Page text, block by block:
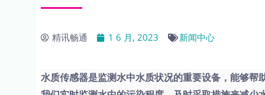
精讯畅通 1 6 月, 2023 新闻中心
水质传感器是监测水中水质状况的重要设备，能够帮